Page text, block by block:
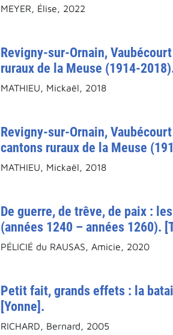
MEYER, Élise, 2022
Revigny-sur-Ornain,
ruraux de la Meuse (1914-
MATHIEU, Mickaël, 2018
Revigny-sur-Ornain,
cantons ruraux de la Meuse
MATHIEU, Mickaël, 2018
De guerre, de trêve, de paix :
(années 1240 – années 1260).
PÉLICIÉ du RAUSAS, Amicie, 2020
Petit fait, grands effets : la
[Yonne].
RICHARD, Bernard, 2005